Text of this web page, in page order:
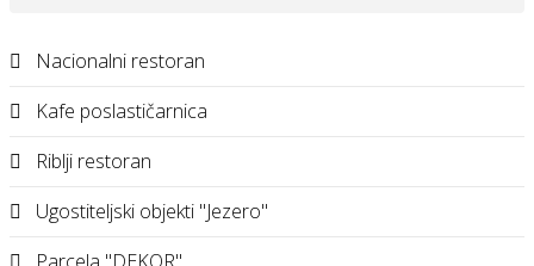
Nacionalni restoran
Kafe poslastičarnica
Riblji restoran
Ugostiteljski objekti "Jezero"